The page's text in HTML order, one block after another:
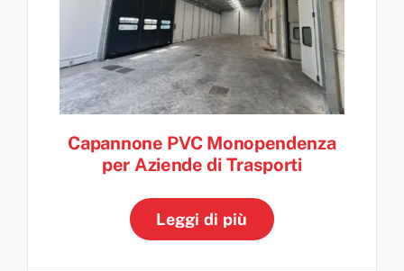
Capannone PVC Monopendenza
per Aziende di Trasporti
Leggi di più